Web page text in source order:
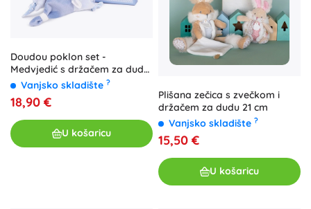
Doudou poklon set -
Medvjedić s držačem za dudu
17 cm
Vanjsko skladište ?
18,90 €
U košaricu
Plišana zečica s zvečkom i
držačem za dudu 21 cm
Vanjsko skladište ?
15,50 €
U košaricu